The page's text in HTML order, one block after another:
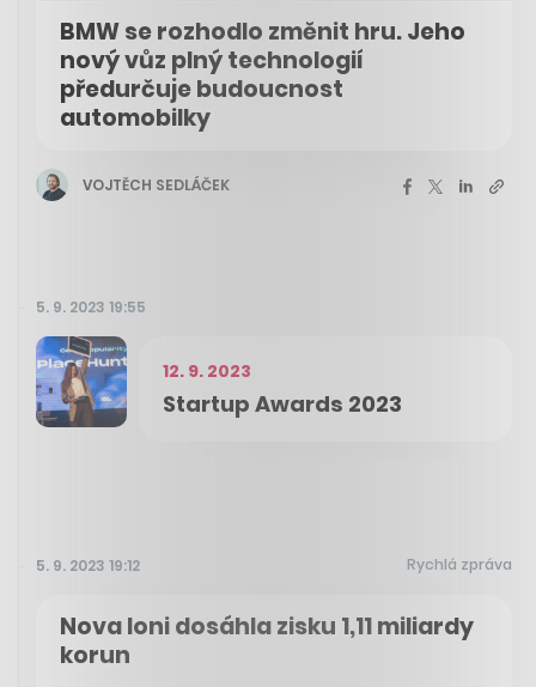
BMW se rozhodlo změnit hru. Jeho
nový vůz plný technologií
předurčuje budoucnost
automobilky
VOJTĚCH SEDLÁČEK
5. 9. 2023 19:55
12. 9. 2023
Startup Awards 2023
5. 9. 2023 19:12 Rychlá zpráva
Nova loni dosáhla zisku 1,11 miliardy
korun